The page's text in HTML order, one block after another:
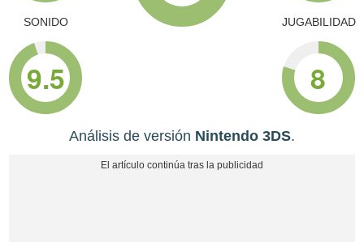
SONIDO
9.5
JUGABILIDAD
8
Análisis de versión Nintendo 3DS.